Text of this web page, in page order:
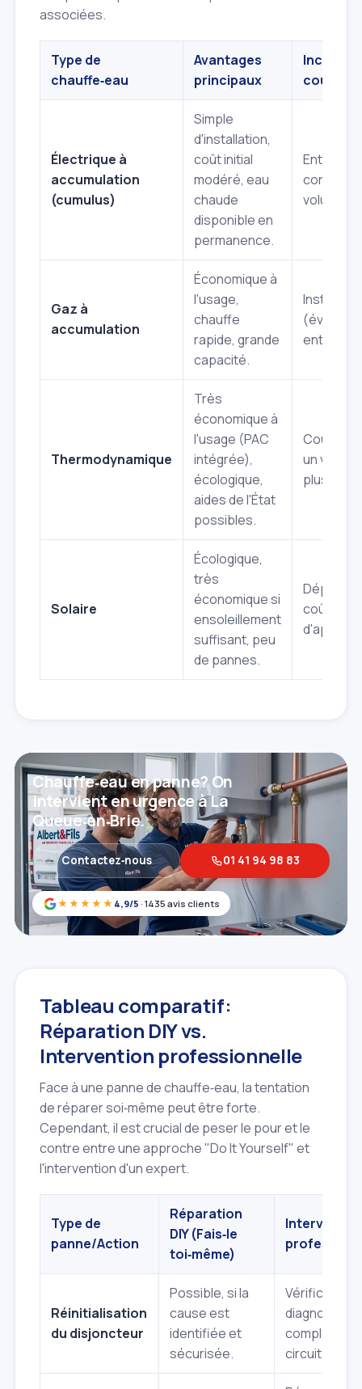
associées.
Type de
chauffe‑eau
Avantages
principaux
courants
Électrique à
accumulation
(cumulus)
Simple
d'installation,
coût initial
modéré, eau
chaude
disponible en
permanence.
volume
Gaz à
accumulation
Économique à
l'usage,
chauffe
rapide, grande
capacité.
entretien
Thermodynamique
Très
économique à
l'usage (PAC
intégrée),
écologique,
aides de l'État
possibles.
Coût
un
plus
Solaire
Écologique,
très
économique si
ensoleillement
suffisant, peu
de pannes.
Dépend
coût
★★★★★ 4,9/5 · 1435 avis clients
Chauffe‑eau en panne? On
intervient en urgence à La
Queue‑en‑Brie.
Contactez‑nous 01 41 94 98 83
Tableau comparatif:
Réparation DIY vs.
Intervention professionnelle
Face à une panne de chauffe‑eau, la tentation
de réparer soi‑même peut être forte.
Cependant, il est crucial de peser le pour et le
contre entre une approche "Do It Yourself" et
l'intervention d'un expert.
Type de
panne/Action
Réparation
DIY (Fais‑le
toi‑même)
Réinitialisation
du disjoncteur
Possible, si la
cause est
identifiée et
sécurisée.
Vérification
diagnostic
complet du
circuit.